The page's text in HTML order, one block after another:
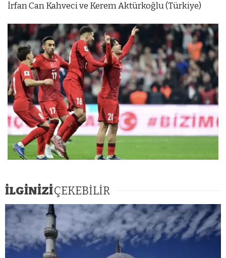
İrfan Can Kahveci ve Kerem Aktürkoğlu (Türkiye)
İLGİNİZİÇEKEBİLİR